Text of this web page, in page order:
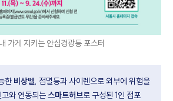
가게 지키는 안심경광등 포스터
한 비상벨 , 점멸등과 사이렌으로 외부에 위험을
고와 연동되는스마트허브로 구성된 1인 점포